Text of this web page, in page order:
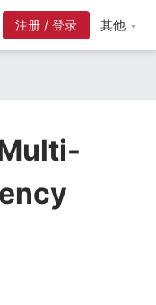
注册 / 登录 其他